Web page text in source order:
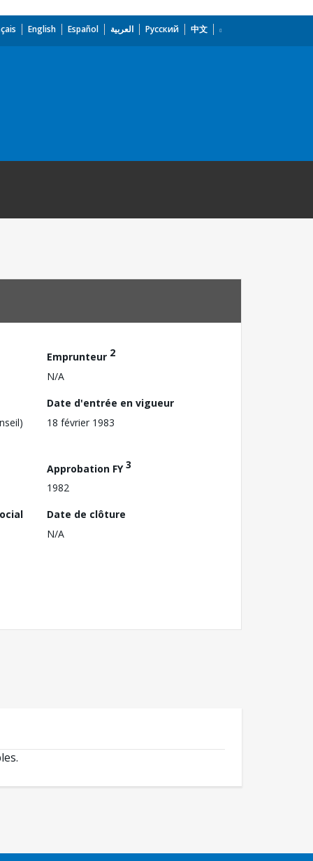
English Español العربية Русский 中文
Emprunteur 2
N/A
Date d'entrée en vigueur
18 février 1983
Approbation FY3
1982
Date de clôture
N/A